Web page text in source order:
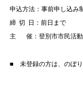
申込方法：事前申し込み
締 切
日：前日まで
主
催：登別市市民活
■ 未登録の方は、のぼり